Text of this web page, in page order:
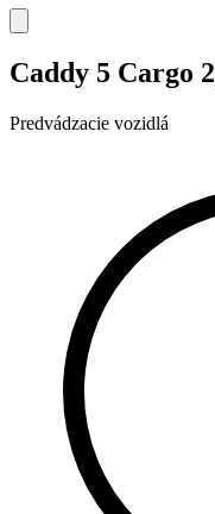
Caddy 5 Cargo
Predvádzacie vozidlá